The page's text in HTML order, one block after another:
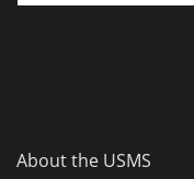
About the USMS